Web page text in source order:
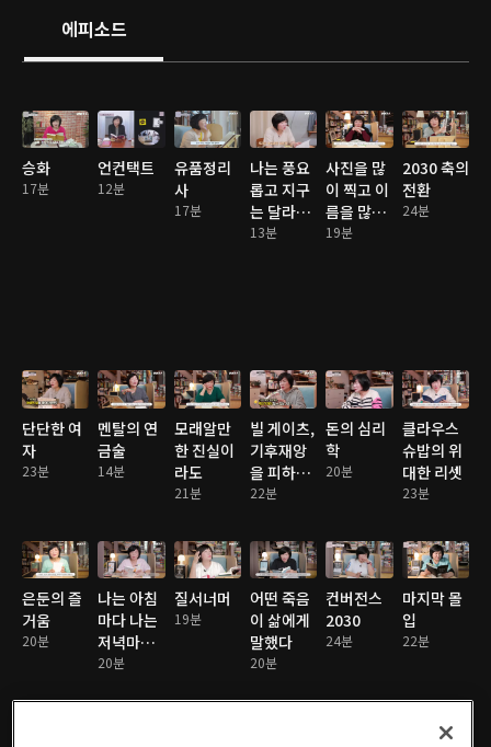
에피소드
승화
17분
언컨택트
12분
유품정리
사
17분
나는 풍요
롭고 지구
는 달라졌
다
13분
사진을 많
이 찍고 이
름을 많이
불러줘
19분
2030 축의
전환
24분
단단한 여
자
23분
멘탈의 연
금술
14분
모래알만
한 진실이
라도
21분
빌 게이츠,
기후재앙
을 피하는
법
22분
돈의 심리
학
20분
클라우스
슈밥의 위
대한 리셋
23분
은둔의 즐
거움
20분
나는 아침
마다 나는
저녁마다
(최종)
20분
질서너머
19분
어떤 죽음
이 삶에게
말했다
20분
컨버전스
2030
24분
마지막 몰
입
22분